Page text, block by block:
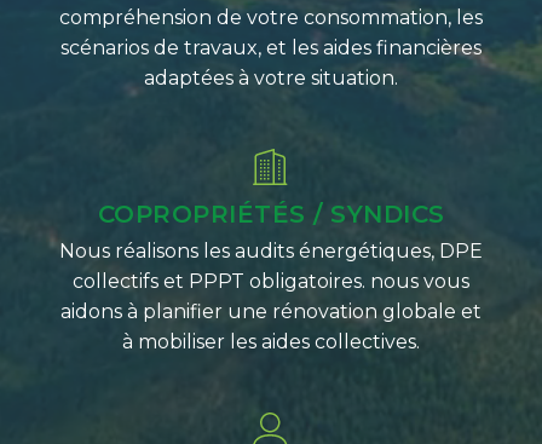
compréhension de votre consommation, les
scénarios de travaux, et les aides financières
adaptées à votre situation.
COPROPRIÉTÉS / SYNDICS
Nous réalisons les audits énergétiques, DPE
collectifs et PPPT obligatoires. nous vous
aidons à planifier une rénovation globale et
à mobiliser les aides collectives.